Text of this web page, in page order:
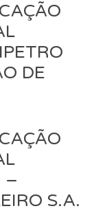
DE
–
S.A.